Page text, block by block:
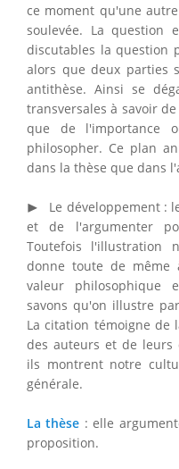
ce moment qu'une
soulevée. La
discutables la question
alors que deux parties
antithèse. Ainsi se
transversales à savoir
que de l'importance
philosopher. Ce plan
dans la thèse que dans
▶
▸
Le développement :
et de l'argumenter
Toutefois l'illustration
donne toute de même
valeur philosophique
savons qu'on illustre
La citation témoigne de
des auteurs et de leurs
ils montrent notre
générale.
La thèse : elle
proposition.